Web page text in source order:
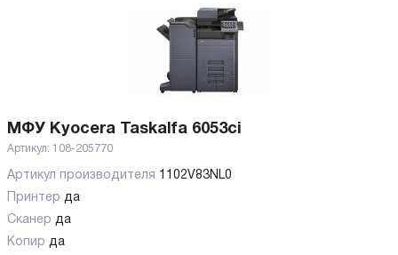
МФУ Kyocera Taskalfa 6053ci
Артикул: 108-205770
Артикул производителя 1102V83NL0
Принтер да
Сканер да
Копир да